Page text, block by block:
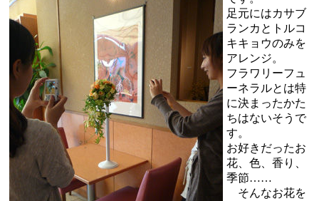
足元にはカサブ
ランカとトルコ
キキョウのみを
アレンジ。
フラワリーフュ
ーネラルとは特
に決まったかた
ちはないそうで
す。
お好きだったお
花、色、香り、
季節……
そんなお花を